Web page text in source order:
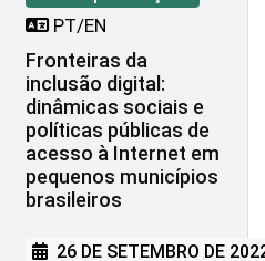
PT/EN
Fronteiras da
inclusão digital:
dinâmicas sociais e
políticas públicas de
acesso à Internet em
pequenos municípios
brasileiros
26 DE SETEMBRO DE